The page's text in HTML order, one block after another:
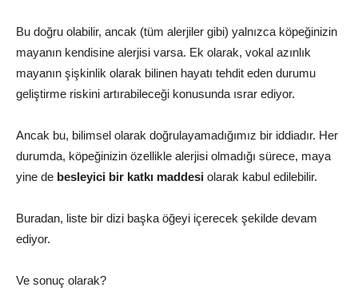
Bu doğru olabilir, ancak (tüm alerjiler gibi) yalnızca köpeğinizin
mayanın kendisine alerjisi varsa. Ek olarak, vokal azınlık
mayanın şişkinlik olarak bilinen hayatı tehdit eden durumu
geliştirme riskini artırabileceği konusunda ısrar ediyor.
Ancak bu, bilimsel olarak doğrulayamadığımız bir iddiadır. Her
durumda, köpeğinizin özellikle alerjisi olmadığı sürece, maya
yine de besleyici bir katkı maddesi olarak kabul edilebilir.
Buradan, liste bir dizi başka öğeyi içerecek şekilde devam
ediyor.
Ve sonuç olarak?